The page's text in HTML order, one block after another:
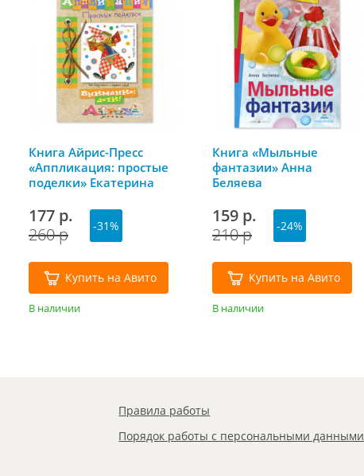
Книга Айрис-Пресс
«Аппликация: простые
поделки» Екатерина
177 р.
260 р
-31%
Купить на Авито
В наличии
Книга «Мыльные
фантазии» Анна
Беляева
159 р.
210 р
-24%
Купить на Авито
В наличии
Правила работы
Порядок работы с персональными данными